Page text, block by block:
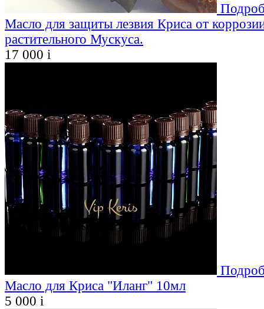
Масло для защиты лезвия Криса от
растительного Мускуса.
17 000 i
Масло для Криса "Иланг" 10мл
5 000 i